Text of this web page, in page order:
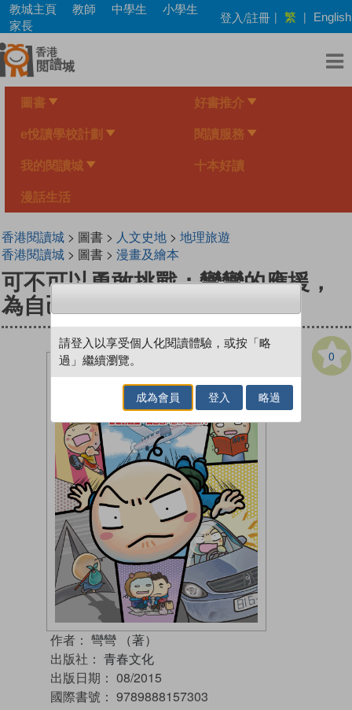
Skip
main
content
教城主頁 教師 中學生
小學生
家長
登入/註冊 | 繁 | English
圖書 好書推介
e悅讀學校計劃 閱讀服務
我的閱讀城 十本好讀
漫話生活
香港閱讀城> 圖書 > 人文史地> 地理旅遊
香港閱讀城> 圖書 > 漫畫及繪本
可不可以勇敢挑戰：彎彎的應援，
為自己Fight again！
0
作者： 彎彎 （著）
出版社： 青春文化
出版日期： 08/2015
國際書號： 9789888157303
請登入以享受個人化閱讀體驗，或按「略
過」繼續瀏覽。
成為會員 登入 略過